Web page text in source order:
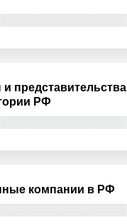
представительства
РФ
компании в РФ